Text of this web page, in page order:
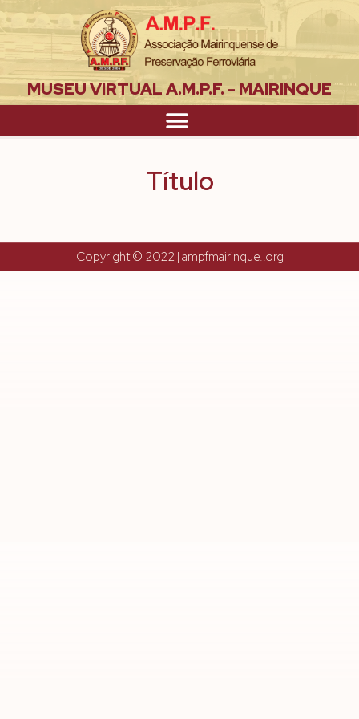
MUSEU VIRTUAL A.M.P.F. - MAIRINQUE
Título
Copyright © 2022 | ampfmairinque..org